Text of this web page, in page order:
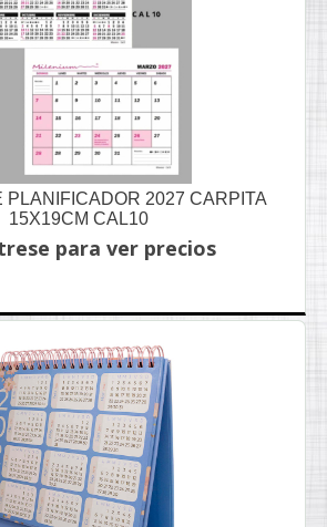
PLANIFICADOR 2027 CARPITA
15X19CM CAL10
para ver precios